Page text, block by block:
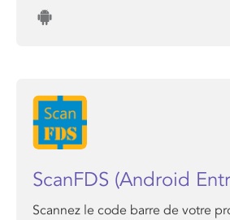
ScanFDS (Android
Scannez le code barre de votre